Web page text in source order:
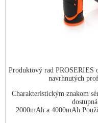
Produktový rad PROSERIES
navrhnutých
Charakteristickým znakom
2000mAh a